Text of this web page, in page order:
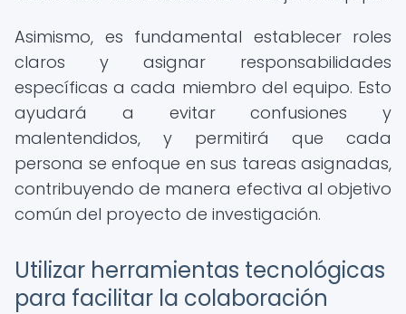
Asimismo, es fundamental establecer roles
claros y asignar responsabilidades
específicas a cada miembro del equipo. Esto
ayudará a evitar confusiones y
malentendidos, y permitirá que cada
persona se enfoque en sus tareas asignadas,
contribuyendo de manera efectiva al objetivo
común del proyecto de investigación.
Utilizar herramientas tecnológicas
para facilitar la colaboración